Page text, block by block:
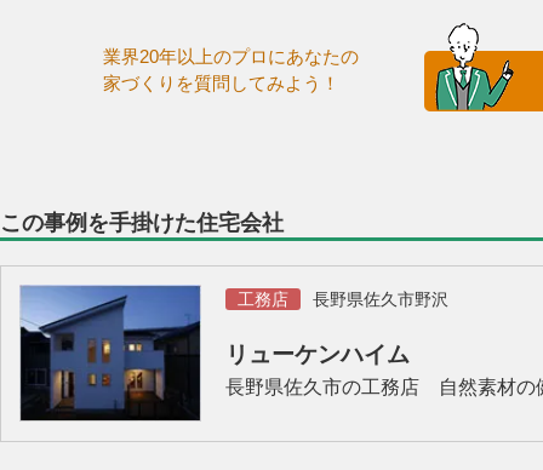
業界20年以上のプロにあなたの
家づくりを質問してみよう！
この事例を手掛けた住宅会社
工務店 長野県佐久市野沢
リューケンハイム
長野県佐久市の工務店 自然素材の